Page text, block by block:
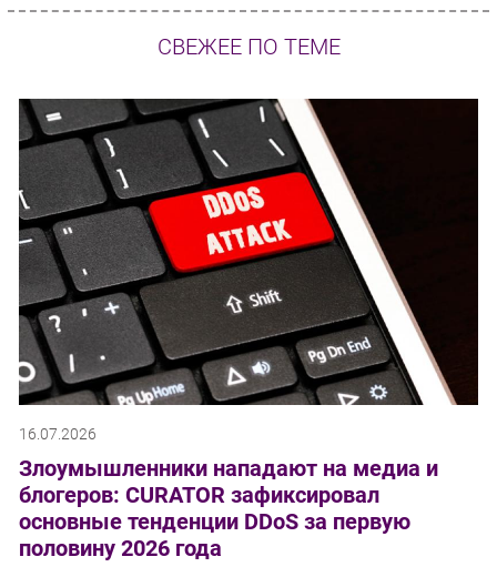
СВЕЖЕЕ ПО ТЕМЕ
16.07.2026
Злоумышленники нападают на медиа и
блогеров: CURATOR зафиксировал
основные тенденции DDoS за первую
половину 2026 года